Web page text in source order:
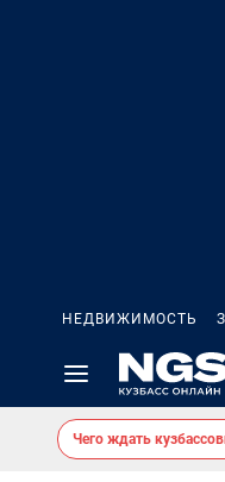
НЕДВИЖИМОСТЬ
Чего ждать